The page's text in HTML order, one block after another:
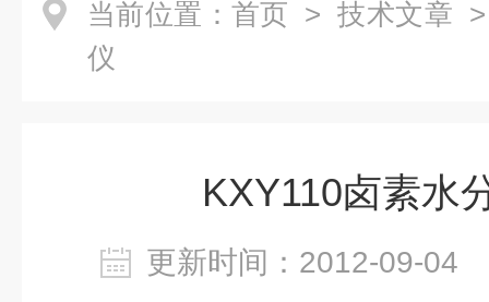
当前位置： 首页 > 技术文章
仪
KXY110卤素水
更新时间：2012-09-